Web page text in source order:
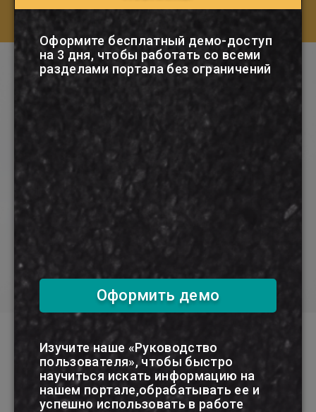
Ответы на часто задаваемые вопросы
(FAQ)
Для полноценной работы с
полный, либо демо доступ
Войти в личный кабинет
Оформите бесплатный демодоступ
Попробовать бесплатно
Новости
Оформите бесплатный демо-доступ
на 3 дня, чтобы работать со всеми
разделами портала без ограничений
Оформить демо
Изучите наше «Руководство
пользователя», чтобы быстро
научиться искать информацию на
нашем портале,обрабатывать ее и
успешно использовать в работе